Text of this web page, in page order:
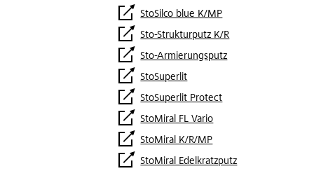
StoSilco blue K/MP
Sto-Strukturputz K/R
Sto-Armierungsputz
StoSuperlit
StoSuperlit Protect
StoMiral FL Vario
StoMiral K/R/MP
StoMiral Edelkratzputz